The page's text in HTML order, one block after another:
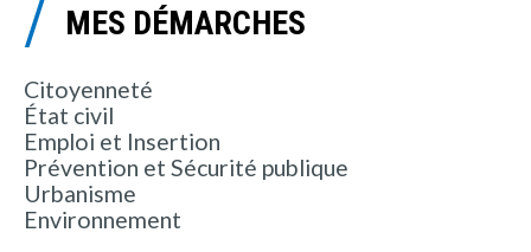
MES DÉMARCHES
Citoyenneté
État civil
Emploi et Insertion
Prévention et Sécurité publique
Urbanisme
Environnement